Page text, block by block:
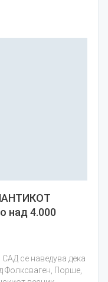
над 4.000
се наведува дека
Фолксваген, Порше,